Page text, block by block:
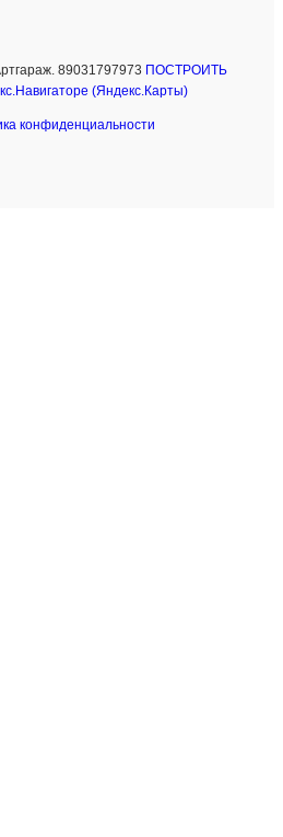
89031797973 ПОСТРОИТЬ
(Яндекс.Карты)
конфиденциальности